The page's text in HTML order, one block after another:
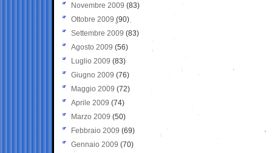
Novembre 2009 (83)
Ottobre 2009 (90)
Settembre 2009 (83)
Agosto 2009 (56)
Luglio 2009 (83)
Giugno 2009 (76)
Maggio 2009 (72)
Aprile 2009 (74)
Marzo 2009 (50)
Febbraio 2009 (69)
Gennaio 2009 (70)